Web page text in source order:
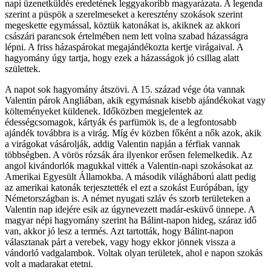
napi üzenetküldés eredetének leggyakoribb magyarázata. A legenda
szerint a püspök a szerelmeseket a keresztény szokások szerint
megeskette egymással, köztük katonákat is, akiknek az akkori
császári parancsok értelmében nem lett volna szabad házasságra
lépni. A friss házaspárokat megajándékozta kertje virágaival. A
hagyomány úgy tartja, hogy ezek a házasságok jó csillag alatt
születtek.
A napot sok hagyomány átszövi. A 15. század vége óta vannak
Valentin párok Angliában, akik egymásnak kisebb ajándékokat vagy
költeményeket küldenek. Időközben megjelentek az
édességcsomagok, kártyák és parfümök is, de a legfontosabb
ajándék továbbra is a virág. Míg év közben főként a nők azok, akik
a virágokat vásárolják, addig Valentin napján a férfiak vannak
többségben. A vörös rózsák ára ilyenkor erősen felemelkedik. Az
angol kivándorlók magukkal vitték a Valentin-napi szokásokat az
Amerikai Egyesült Államokba. A második világháború alatt pedig
az amerikai katonák terjesztették el ezt a szokást Európában, így
Németországban is. A német nyugati szláv és szorb területeken a
Valentin nap idejére esik az úgynevezett madár-esküvő ünnepe. A
magyar népi hagyomány szerint ha Bálint-napon hideg, száraz idő
van, akkor jó lesz a termés. Azt tartották, hogy Bálint-napon
választanak párt a verebek, vagy hogy ekkor jönnek vissza a
vándorló vadgalambok. Voltak olyan területek, ahol e napon szokás
volt a madarakat etetni.